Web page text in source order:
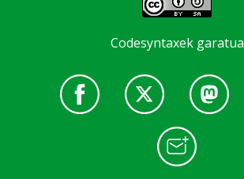
Codesyntaxek garatua